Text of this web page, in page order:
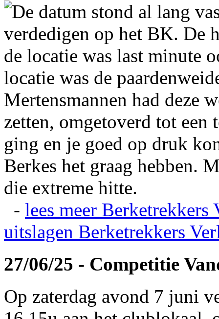
De datum stond al lang
verdedigen op het BK. De
de locatie was last minute
locatie was de
Mertensmannen had deze
zetten, omgetoverd tot
ging en je goed op druk
Berkes het graag hebben.
die extreme hitte.
- lees meer Berketrekkers
uitslagen Berketrekkers
27/06/25 - Competitie
Op zaterdag avond 7 juni